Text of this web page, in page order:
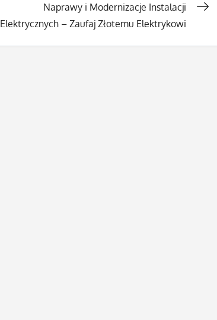
Naprawy i Modernizacje Instalacji
Elektrycznych – Zaufaj Złotemu Elektrykowi